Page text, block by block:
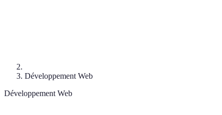
Développement Web
Développement Web